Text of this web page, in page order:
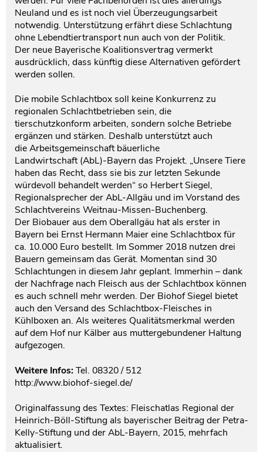
Neuland und es ist noch viel Überzeugungsarbeit
notwendig. Unterstützung erfährt diese Schlachtung
ohne Lebendtiertransport nun auch von der Politik.
Der neue Bayerische Koalitionsvertrag vermerkt
ausdrücklich, dass künftig diese Alternativen gefördert
werden sollen.
Die mobile Schlachtbox soll keine Konkurrenz zu
regionalen Schlachtbetrieben sein, die
tierschutzkonform arbeiten, sondern solche Betriebe
ergänzen und stärken. Deshalb unterstützt auch
die Arbeitsgemeinschaft bäuerliche
Landwirtschaft (AbL)-Bayern das Projekt. „Unsere Tiere
haben das Recht, dass sie bis zur letzten Sekunde
würdevoll behandelt werden“ so Herbert Siegel,
Regionalsprecher der AbL-Allgäu und im Vorstand des
Schlachtvereins Weitnau-Missen-Buchenberg.
Der Biobauer aus dem Oberallgäu hat als erster in
Bayern bei Ernst Hermann Maier eine Schlachtbox für
ca. 10.000 Euro bestellt. Im Sommer 2018 nutzen drei
Bauern gemeinsam das Gerät. Momentan sind 30
Schlachtungen in diesem Jahr geplant. Immerhin – dank
der Nachfrage nach Fleisch aus der Schlachtbox können
es auch schnell mehr werden. Der Biohof Siegel bietet
auch den Versand des Schlachtbox-Fleisches in
Kühlboxen an. Als weiteres Qualitätsmerkmal werden
auf dem Hof nur Kälber aus muttergebundener Haltung
aufgezogen.
Weitere Infos: Tel. 08320 / 512
http://www.biohof-siegel.de/
Originalfassung des Textes: Fleischatlas Regional der
Heinrich-Böll-Stiftung als bayerischer Beitrag der Petra-
Kelly-Stiftung und der AbL-Bayern, 2015, mehrfach
aktualisiert.